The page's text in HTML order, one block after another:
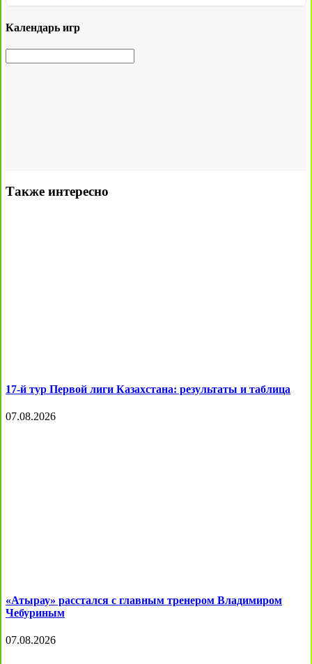
Календарь игр
Также интересно
17-й тур Первой лиги Казахстана: результаты и таблица
07.08.2026
«Атырау» расстался с главным тренером Владимиром
Чебуриным
07.08.2026